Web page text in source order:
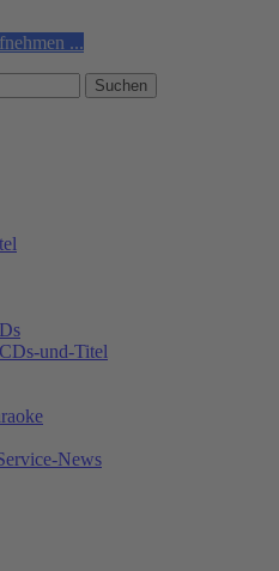
...
und-Titel
News